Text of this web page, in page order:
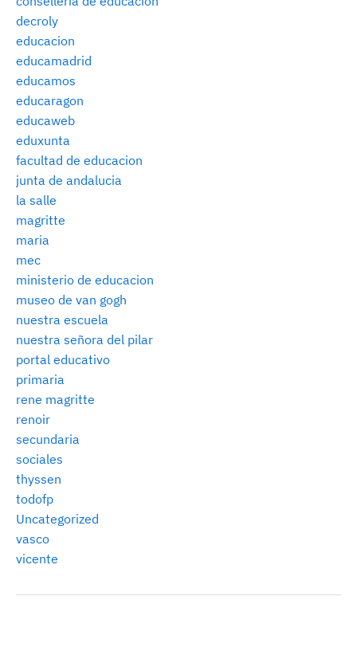
decroly
educacion
educamadrid
educamos
educaragon
educaweb
eduxunta
facultad de educacion
junta de andalucia
la salle
magritte
maria
mec
ministerio de educacion
museo de van gogh
nuestra escuela
nuestra señora del pilar
portal educativo
primaria
rene magritte
renoir
secundaria
sociales
thyssen
todofp
Uncategorized
vasco
vicente